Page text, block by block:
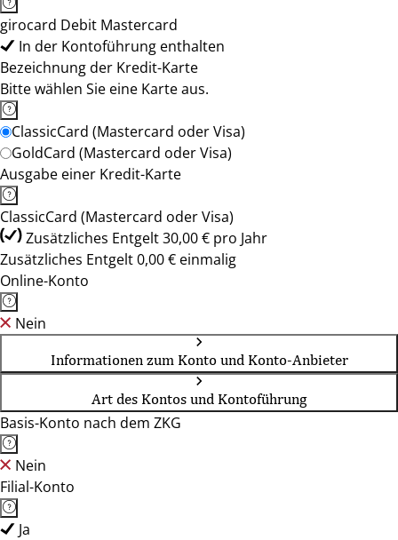
girocard Debit Mastercard
In der Kontoführung enthalten
Bezeichnung der Kredit-Karte
Bitte wählen Sie eine Karte aus.
ClassicCard (Mastercard oder Visa)
GoldCard (Mastercard oder Visa)
Ausgabe einer Kredit-Karte
ClassicCard (Mastercard oder Visa)
Zusätzliches Entgelt 30,00 € pro Jahr
Zusätzliches Entgelt 0,00 € einmalig
Online-Konto
Nein
Informationen zum Konto und Konto-Anbieter
Art des Kontos und Kontoführung
Basis-Konto nach dem ZKG
Nein
Filial-Konto
Ja